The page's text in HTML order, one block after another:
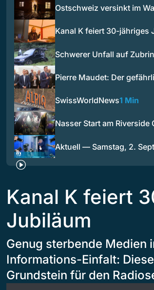
Ostschweiz versinkt im
Kanal K feiert 30-jähriges
Schwerer Unfall auf
Pierre Maudet: Der
SwissWorldNews1 Min
Nasser Start am Riverside
Aktuell — Samstag, 2.
Kanal K feiert
Jubiläum
Genug sterbende Medien
Informations-Einfalt:
Grundstein für den